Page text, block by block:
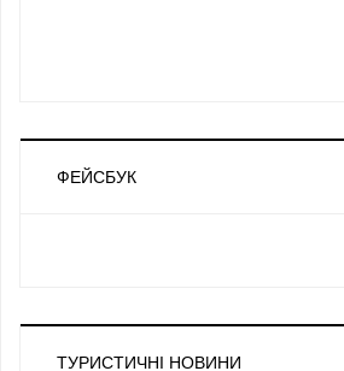
ФЕЙСБУК
ТУРИСТИЧНІ НОВИНИ